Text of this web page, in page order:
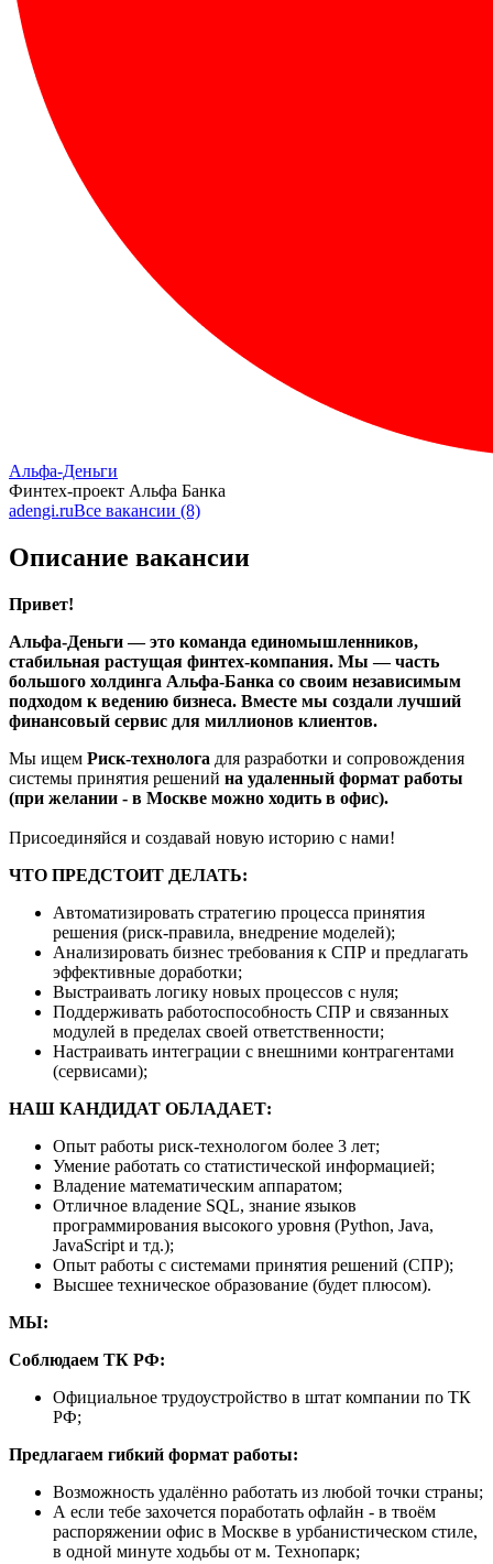
Альфа-Деньги
Финтех-проект Альфа Банка
adengi.ruВсе вакансии (8)
Описание вакансии
Привет!
Альфа-Деньги — это команда единомышленников,
стабильная растущая финтех-компания. Мы — часть
большого холдинга Альфа-Банка со своим независимым
подходом к ведению бизнеса. Вместе мы создали лучший
финансовый сервис для миллионов клиентов.
Мы ищем Риск-технолога для разработки и сопровождения
системы принятия решений на удаленный формат работы
(при желании - в Москве можно ходить в офис).
Присоединяйся и создавай новую историю с нами!
ЧТО ПРЕДСТОИТ ДЕЛАТЬ:
Автоматизировать стратегию процесса принятия
решения (риск-правила, внедрение моделей);
Анализировать бизнес требования к СПР и предлагать
эффективные доработки;
Выстраивать логику новых процессов с нуля;
Поддерживать работоспособность СПР и связанных
модулей в пределах своей ответственности;
Настраивать интеграции с внешними контрагентами
(сервисами);
НАШ КАНДИДАТ ОБЛАДАЕТ:
Опыт работы риск-технологом более 3 лет;
Умение работать со статистической информацией;
Владение математическим аппаратом;
Отличное владение SQL, знание языков
программирования высокого уровня (Python, Java,
JavaScript и тд.);
Опыт работы c системами принятия решений (СПР);
Высшее техническое образование (будет плюсом).
МЫ:
Соблюдаем ТК РФ:
Официальное трудоустройство в штат компании по ТК
РФ;
Предлагаем гибкий формат работы:
Возможность удалённо работать из любой точки страны;
А если тебе захочется поработать офлайн - в твоём
распоряжении офис в Москве в урбанистическом стиле,
в одной минуте ходьбы от м. Технопарк;